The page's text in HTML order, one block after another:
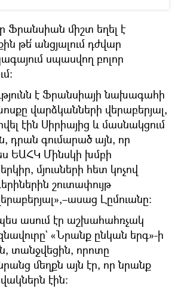
Ֆրանսիան միշտ եղել է
թե՛ անցյալում դժվար
սպասվող բոլոր
է Ֆրանսիայի նախագահի
վարձկանների վերաբերյալ,
էին Սիրիայից և մասնակցում
դրան գումարած այն, որ
ԵԱՀԿ Մինսկի խմբի
մյուսների հետ կոչով
շուտափույթ
Լըմուանը։
ասում էր աշխահահռչակ
«Նրանք ընկան երգ»-ի
տանջվեցին, որոտը
մեղքն այն էր, որ նրանք
էին։